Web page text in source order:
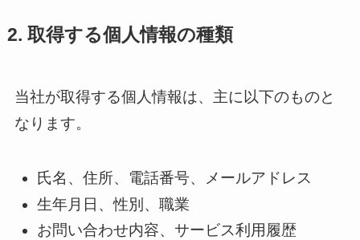
2. 取得する個人情報の種類
当社が取得する個人情報は、主に以下のものと
なります。
氏名、住所、電話番号、メールアドレス
生年月日、性別、職業
お問い合わせ内容、サービス利用履歴